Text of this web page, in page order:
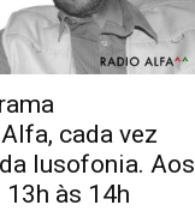
cada vez
lusofonia. Aos
13h às 14h